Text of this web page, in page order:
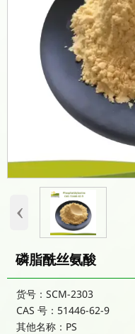
‹
磷脂酰丝氨酸
货号：SCM-2303
CAS 号：51446-62-9
其他名称：PS